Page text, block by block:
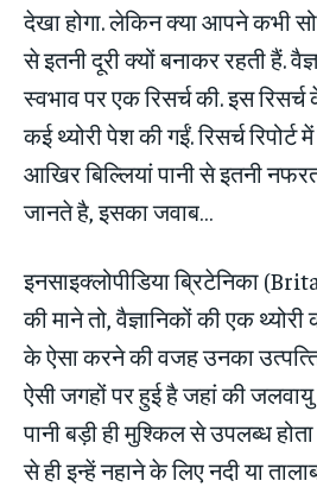
देखा होगा. लेकिन क्या आपने कभी
से इतनी दूरी क्‍यों बनाकर रहती हैं.
स्‍वभाव पर एक र‍िसर्च की. इस रिसर्च
कई थ्‍योरी पेश की गईं. रिसर्च रिपोर्ट
आखिर बिल्‍लियां पानी से इतनी
जानते है, इसका जवाब…
इनसाइक्लोपीडिया ब्रिटेनिका
की माने तो, वैज्ञानिकों की एक
के ऐसा करने की वजह उनका उत्‍पत्‍त‍ि
ऐसी जगहों पर हुई है जहां की जलवायु
पानी बड़ी ही मुश्किल से उपलब्‍ध
से ही इन्‍हें नहाने के लिए नदी या